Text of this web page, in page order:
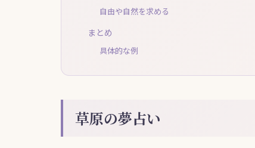
自由や自然を求める
まとめ
具体的な例
草原の夢占い